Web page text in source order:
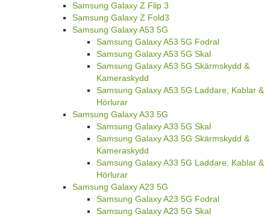
Samsung Galaxy Z Flip 3
Samsung Galaxy Z Fold3
Samsung Galaxy A53 5G
Samsung Galaxy A53 5G Fodral
Samsung Galaxy A53 5G Skal
Samsung Galaxy A53 5G Skärmskydd &
Kameraskydd
Samsung Galaxy A53 5G Laddare, Kablar &
Hörlurar
Samsung Galaxy A33 5G
Samsung Galaxy A33 5G Skal
Samsung Galaxy A33 5G Skärmskydd &
Kameraskydd
Samsung Galaxy A33 5G Laddare, Kablar &
Hörlurar
Samsung Galaxy A23 5G
Samsung Galaxy A23 5G Fodral
Samsung Galaxy A23 5G Skal